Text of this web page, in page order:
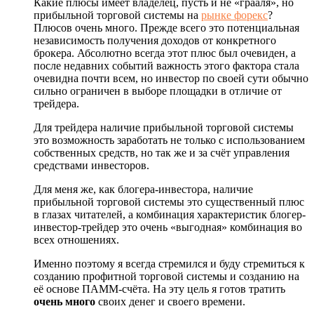
прибыльной торговой системы на рынке форекс?
Плюсов очень много. Прежде всего это потенциальная
независимость получения доходов от конкретного
брокера. Абсолютно всегда этот плюс был очевиден, а
после недавних событий важность этого фактора стала
очевидна почти всем, но инвестор по своей сути обычно
сильно ограничен в выборе площадки в отличие от
трейдера.
Для трейдера наличие прибыльной торговой системы
это возможность заработать не только с использованием
собственных средств, но так же и за счёт управления
средствами инвесторов.
Для меня же, как блогера-инвестора, наличие
прибыльной торговой системы это существенный плюс
в глазах читателей, а комбинация характеристик блогер-
инвестор-трейдер это очень «выгодная» комбинация во
всех отношениях.
Именно поэтому я всегда стремился и буду стремиться к
созданию профитной торговой системы и созданию на
её основе ПАММ-счёта. На эту цель я готов тратить
очень много своих денег и своего времени.